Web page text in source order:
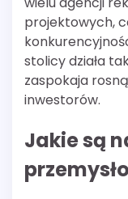
projektowych,
stolicy działa
zaspokaja
inwestorów.
Jakie są